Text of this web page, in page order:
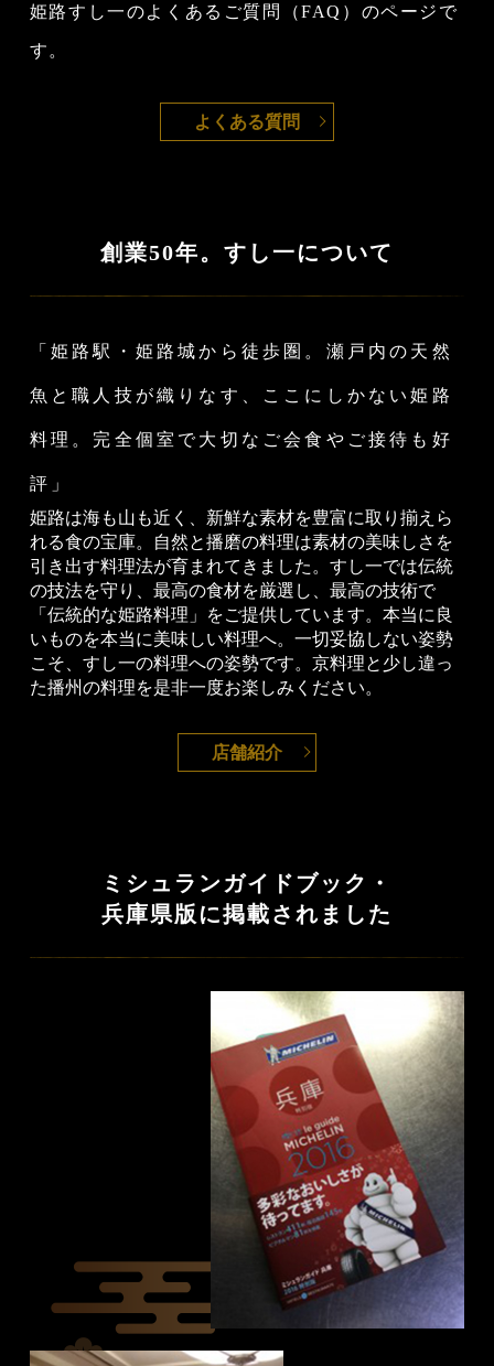
姫路すし一のよくあるご質問（FAQ）のページで
す。
よくある質問
創業50年。すし一について
「姫路駅・姫路城から徒歩圏。瀬戸内の天然
魚と職人技が織りなす、ここにしかない姫路
料理。完全個室で大切なご会食やご接待も好
評」
姫路は海も山も近く、新鮮な素材を豊富に取り揃えら
れる食の宝庫。
自然と播磨の料理は素材の美味しさを
引き出す料理法が育まれてきました。 すし一では伝統
の技法を守り、最高の食材を厳選し、最高の技術で
「伝統的な姫路料理」をご提供しています。 本当に良
いものを本当に美味しい料理へ。 一切妥協しない姿勢
こそ、すし一の料理への姿勢です。 京料理と少し違っ
た播州の料理を是非一度お楽しみください。
店舗紹介
ミシュランガイドブック・
兵庫県版に掲載されました